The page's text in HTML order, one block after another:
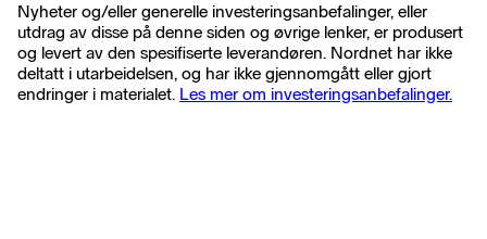
Nyheter og/eller generelle investeringsanbefalinger, eller
utdrag av disse på denne siden og øvrige lenker, er produsert
og levert av den spesifiserte leverandøren. Nordnet har ikke
deltatt i utarbeidelsen, og har ikke gjennomgått eller gjort
endringer i materialet. Les mer om investeringsanbefalinger.